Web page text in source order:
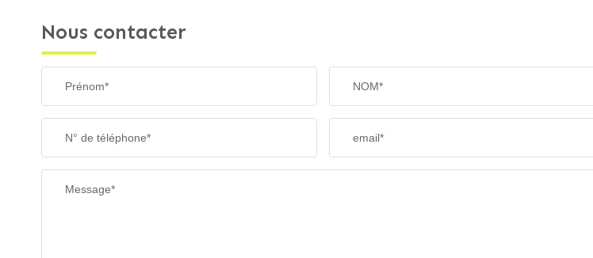
Nous contacter
Prénom* NOM*
N° de téléphone* email*
Message*